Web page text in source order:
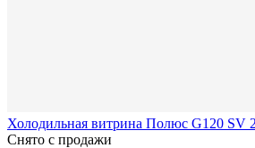
Холодильная витрина Полюс G120 SV
Снято с продажи